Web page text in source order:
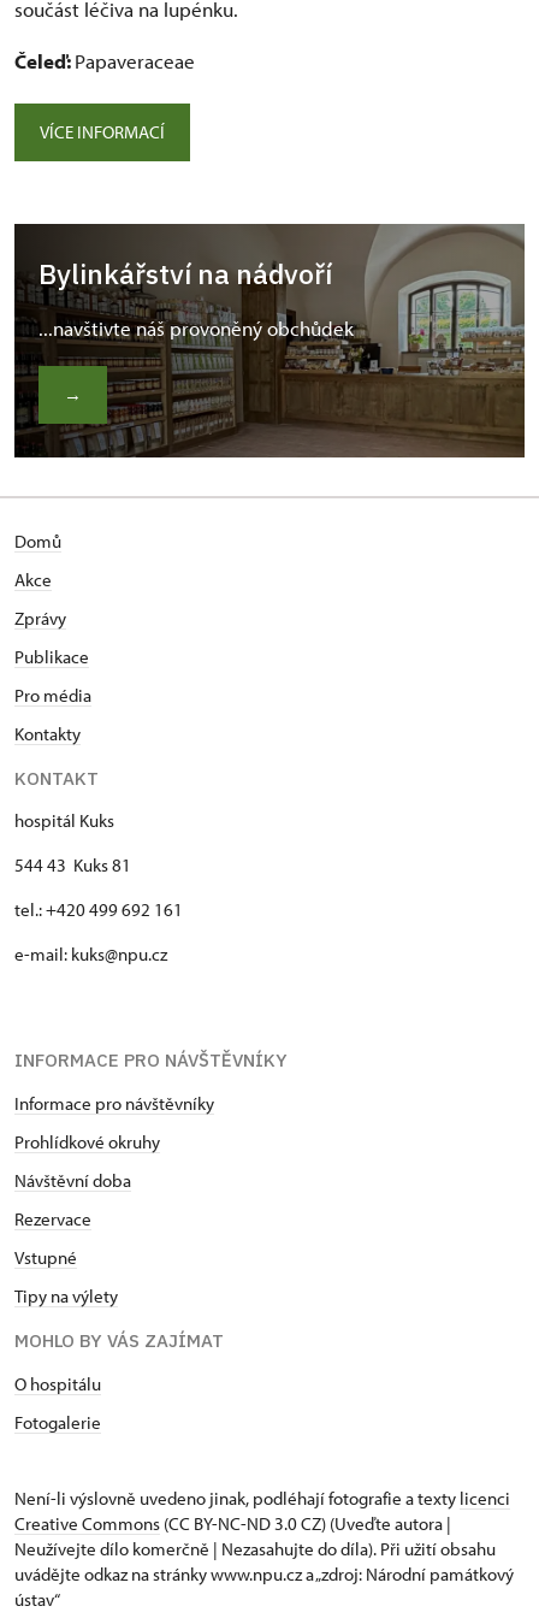
součást léčiva na lupénku.
Čeleď:Papaveraceae
VÍCE INFORMACÍ
Bylinkářství na nádvoří
...navštivte náš provoněný obchůdek
→
Domů
Akce
Zprávy
Publikace
Pro média
Kontakty
KONTAKT
hospitál Kuks
544 43 Kuks 81
tel.: +420 499 692 161
e-mail: kuks@npu.cz
INFORMACE PRO NÁVŠTĚVNÍKY
Informace pro návštěvníky
Prohlídkové okruhy
Návštěvní doba
Rezervace
Vstupné
Tipy na výlety
MOHLO BY VÁS ZAJÍMAT
O hospitálu
Fotogalerie
Není-li výslovně uvedeno jinak, podléhají fotografie a texty licenci
Creative Commons (CC BY-NC-ND 3.0 CZ) (Uveďte autora |
Neužívejte dílo komerčně | Nezasahujte do díla). Při užití obsahu
uvádějte odkaz na stránky www.npu.cz a „zdroj: Národní památkový
ústav“